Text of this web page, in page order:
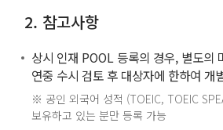
2. 참고사항
상시 인재 POOL 등록의 경우, 별도의
연중 수시 검토 후 대상자에 한하여 개
※ 공인 외국어 성적 (TOEIC, TOEIC
보유하고 있는 분만 등록 가능